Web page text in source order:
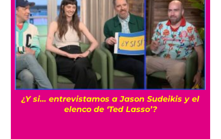
¿Y si… entrevistamos a Jason Sudeikis y el
elenco de ‘Ted Lasso’?